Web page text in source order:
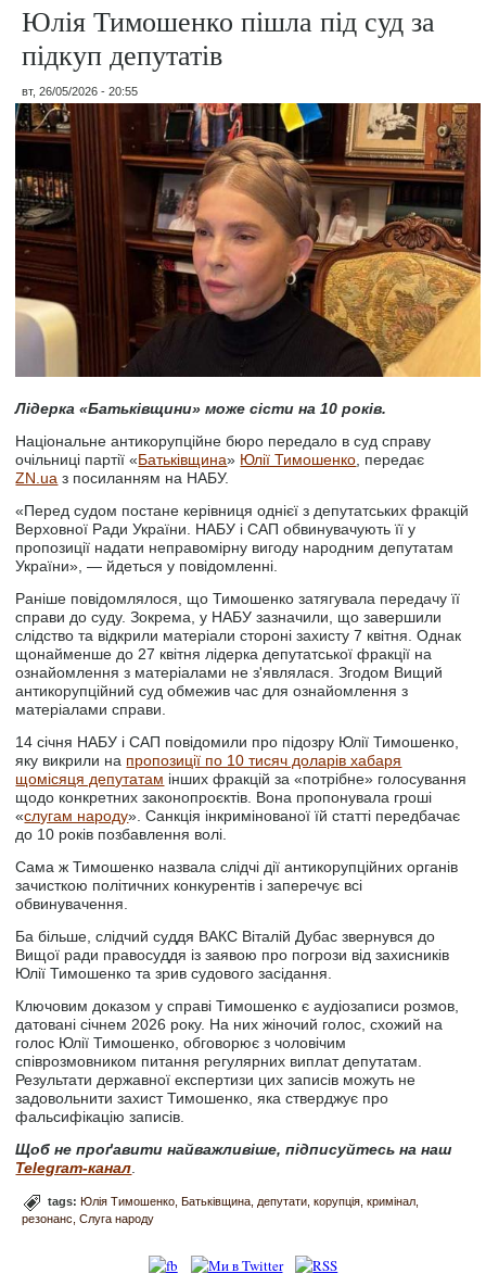
Юлія Тимошенко пішла під суд за
підкуп депутатів
вт, 26/05/2026 - 20:55
Лідерка «Батьківщини» може сісти на 10 років.
Національне антикорупційне бюро передало в суд справу
очільниці партії «Батьківщина» Юлії Тимошенко , передає
ZN.ua з посиланням на НАБУ.
«Перед судом постане керівниця однієї з депутатських фракцій
Верховної Ради України. НАБУ і САП обвинувачують її у
пропозиції надати неправомірну вигоду народним депутатам
України», — йдеться у повідомленні.
Раніше повідомлялося, що Тимошенко затягувала передачу її
справи до суду. Зокрема, у НАБУ зазначили, що завершили
слідство та відкрили матеріали стороні захисту 7 квітня. Однак
щонайменше до 27 квітня лідерка депутатської фракції на
ознайомлення з матеріалами не з'являлася. Згодом Вищий
антикорупційний суд обмежив час для ознайомлення з
матеріалами справи.
14 січня НАБУ і САП повідомили про підозру Юлії Тимошенко,
яку викрили на пропозиції по 10 тисяч доларів хабаря
щомісяця депутатам інших фракцій за «потрібне» голосування
щодо конкретних законопроєктів. Вона пропонувала гроші
«слугам народу». Санкція інкримінованої їй статті передбачає
до 10 років позбавлення волі.
Сама ж Тимошенко назвала слідчі дії антикорупційних органів
зачисткою політичних конкурентів і заперечує всі
обвинувачення.
Ба більше, слідчий суддя ВАКС Віталій Дубас звернувся до
Вищої ради правосуддя із заявою про погрози від захисників
Юлії Тимошенко та зрив судового засідання.
Ключовим доказом у справі Тимошенко є аудіозаписи розмов,
датовані січнем 2026 року. На них жіночий голос, схожий на
голос Юлії Тимошенко, обговорює з чоловічим
співрозмовником питання регулярних виплат депутатам.
Результати державної експертизи цих записів можуть не
задовольнити захист Тимошенко, яка стверджує про
фальсифікацію записів.
Щоб не проґавити найважливіше, підписуйтесь на наш
Telegram-канал
tags:Юлія Тимошенко Батьківщина депутати корупція кримінал
резонанс
Слуга народу